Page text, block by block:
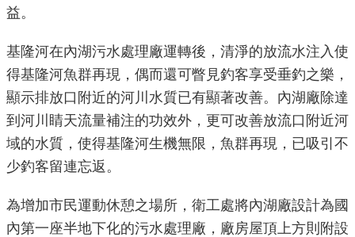
府
訊
公
開
重
點
業
廉
益。
基隆河在內湖污水處理廠運轉後，清淨的放流水注入使
得基隆河魚群再現，偶而還可瞥見釣客享受垂釣之樂，
顯示排放口附近的河川水質已有顯著改善。內湖廠除達
到河川睛天流量補注的功效外，更可改善放流口附近河
域的水質，使得基隆河生機無限，魚群再現，已吸引不
少釣客留連忘返。
為增加市民運動休憩之場所，衛工處將內湖廠設計為國
內第一座半地下化的污水處理廠，廠房屋頂上方則附設